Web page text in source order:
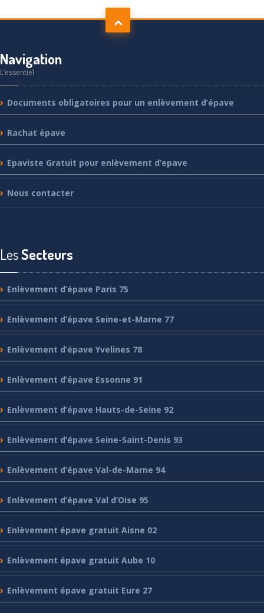
Navigation
L’essentiel
Documents obligatoires pour un enlèvement d’épave
Rachat épave
Epaviste Gratuit pour enlèvement d’epave
Nous contacter
LesSecteurs
Enlèvement d’épave Paris 75
Enlèvement d’épave Seine-et-Marne 77
Enlèvement d’épave Yvelines 78
Enlèvement d’épave Essonne 91
Enlèvement d’épave Hauts-de-Seine 92
Enlèvement d’épave Seine-Saint-Denis 93
Enlèvement d’épave Val-de-Marne 94
Enlèvement d’épave Val d’Oise 95
Enlèvement épave gratuit Aisne 02
Enlèvement épave gratuit Aube 10
Enlèvement épave gratuit Eure 27